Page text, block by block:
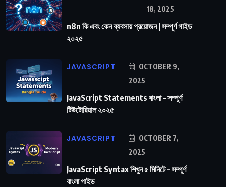
18, 2025
n8n কি এবং কেন ব্যবসায় প্রয়োজন | সম্পূর্ণ গাইড
২০২৫
JAVASCRIPT
OCTOBER 9,
2025
JavaScript Statements বাংলা – সম্পূর্ণ
টিউটোরিয়াল ২০২৫
JAVASCRIPT
OCTOBER 7,
2025
JavaScript Syntax শিখুন ৫ মিনিটে – সম্পূর্ণ
বাংলা গাইড